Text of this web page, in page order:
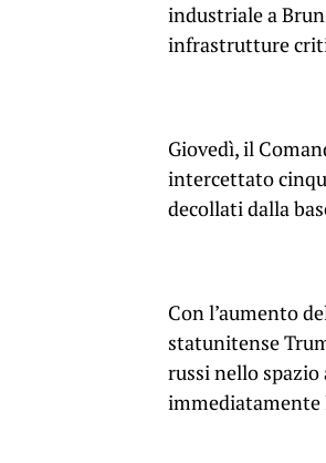
industriale a
infrastrutture
Giovedì, il
intercettato
decollati dalla
Con l’aumento
statunitense
russi nello
immediatamente